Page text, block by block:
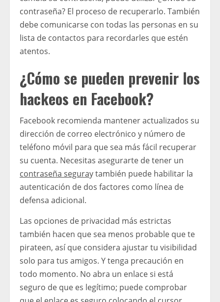
contraseña? El proceso de recuperarlo. También
debe comunicarse con todas las personas en su
lista de contactos para recordarles que estén
atentos.
¿Cómo se pueden prevenir los
hackeos en Facebook?
Facebook recomienda mantener actualizados su
dirección de correo electrónico y número de
teléfono móvil para que sea más fácil recuperar
su cuenta. Necesitas asegurarte de tener un
contraseña seguray también puede habilitar la
autenticación de dos factores como línea de
defensa adicional.
Las opciones de privacidad más estrictas
también hacen que sea menos probable que te
pirateen, así que considera ajustar tu visibilidad
solo para tus amigos. Y tenga precaución en
todo momento. No abra un enlace si está
seguro de que es legítimo; puede comprobar